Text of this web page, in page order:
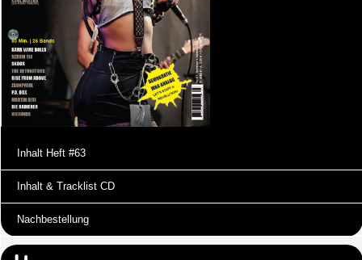
Inhalt Heft #63
Inhalt & Tracklist CD
Nachbestellung